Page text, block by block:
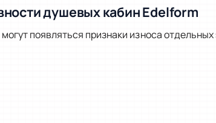
душевых кабин Edelform
появляться признаки износа